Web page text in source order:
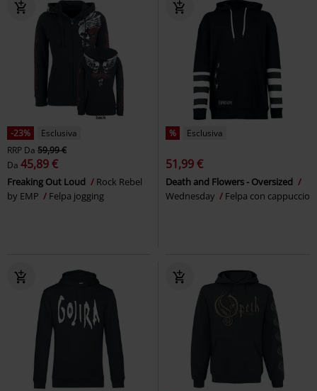
-23%
Esclusiva
RRP Da 59,99 €
Da 45,89 €
Freaking Out Loud
Rock Rebel
by EMP
Felpa jogging
% Esclusiva
51,99 €
Death and Flowers - Oversized
Wednesday
Felpa con cappuccio